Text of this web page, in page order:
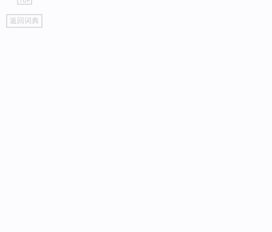
go
top
返回词典